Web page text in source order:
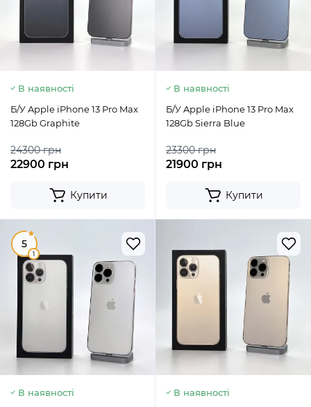
В наявності
Б/У Apple iPhone 13 Pro Max
128Gb Graphite
24300 грн
22900 грн
Купити
В наявності
Б/У Apple iPhone 13 Pro Max
128Gb Sierra Blue
23300 грн
21900 грн
Купити
5
1
В наявності
В наявності